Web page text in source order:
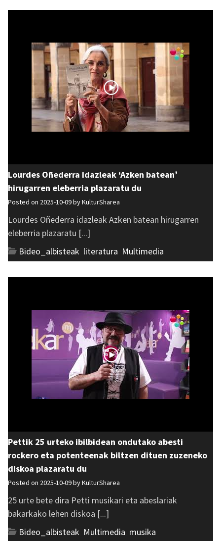
Lourdes Oñederra idazleak ‘Azken batean’
hirugarren eleberria plazaratu du
Posted on 2025-10-09 byKulturSharea
Lourdes Oñederra idazleak Azken batean hirugarren
eleberria plazaratu [...]
Bideo_albisteak literatura Multimedia
Pettik 25 urteko ibilbidean ondutako abesti
rockero eta potenteenak biltzen dituen zuzeneko
diskoa plazaratu du
Posted on 2025-10-09 byKulturSharea
25 urte bete dira Petti musikari eta abeslariak
bakarkako lehen diskoa [...]
Bideo_albisteak Multimedia musika